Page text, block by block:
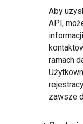
Aby
API,
ramach
zawsze